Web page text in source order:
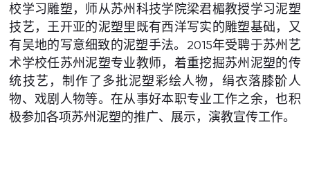
校学习雕塑，师从苏州科技学院梁君楣教授学习泥塑
技艺，王开亚的泥塑里既有西洋写实的雕塑基础，又
有吴地的写意细致的泥塑手法。2015年受聘于苏州艺
术学校任苏州泥塑专业教师，着重挖掘苏州泥塑的传
统技艺，制作了多批泥塑彩绘人物，绢衣落膝骱人
物、戏剧人物等。在从事好本职专业工作之余，也积
极参加各项苏州泥塑的推广、展示，演教宣传工作。